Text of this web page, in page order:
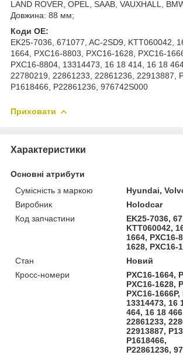
LAND ROVER, OPEL, SAAB, VAUXHALL,
Довжина: 88 мм;
Коди ОЕ:
EK25-7036, 671077, AC-2SD9, KTT060042,
1664, PXC16-8803, PXC16-1628, PXC16-
PXC16-8804, 13314473, 16 18 414, 16 18
22780219, 22861233, 22861236, 22913887,
P1618466, P22861236, 976742S000
Приховати
Характеристики
Основні атрибути
Сумісність з маркою
Hyundai,
Виробник
Holodcar
Код запчастини
EK25-7036,
KTT060042,
1664, PXC16-
1628, PXC16-
Стан
Новий
Кросс-номери
PXC16-1664,
PXC16-1628,
PXC16-
13314473, 16
464, 16 18
22861233,
22913887,
P1618466,
P22861236,